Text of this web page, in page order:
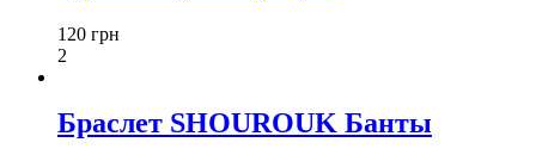
120 грн
2
Браслет SHOUROUK Банты